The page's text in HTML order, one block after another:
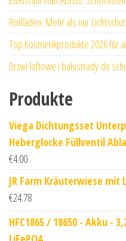
Rollläden: Mehr als nur
Top Kosmetikprodukte 2026 für
Drzwi loftowe i balustrady do
Produkte
Viega Dichtungsset
Heberglocke Füllventil
€4.00
JR Farm Kräuterwiese mit
€24.78
HFC1865 / 18650 - Akku -